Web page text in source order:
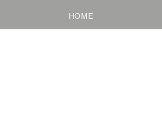
HOME